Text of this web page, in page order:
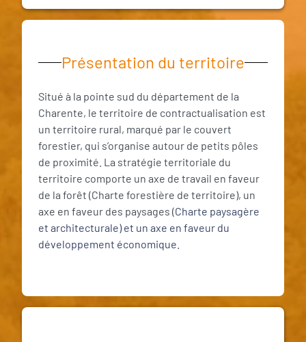
Présentation du territoire
Situé à la pointe sud du département de la
Charente, le territoire de contractualisation est
un territoire rural, marqué par le couvert
forestier, qui s’organise autour de petits pôles
de proximité. La stratégie territoriale du
territoire comporte un axe de travail en faveur
de la forêt (Charte forestière de territoire), un
axe en faveur des paysages (Charte paysagère
et architecturale) et un axe en faveur du
développement économique.